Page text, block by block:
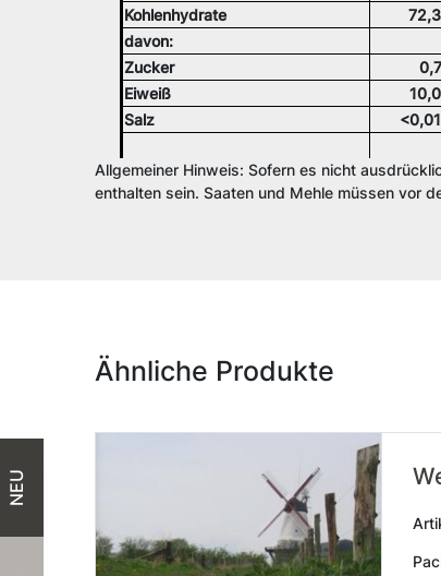
Kohlenhydrate
davon:
Zucker
Eiweiß
Salz
Allgemeiner Hinweis: Sofern es nicht
enthalten sein. Saaten und Mehle müssen vor
Ähnliche Produkte
NEU